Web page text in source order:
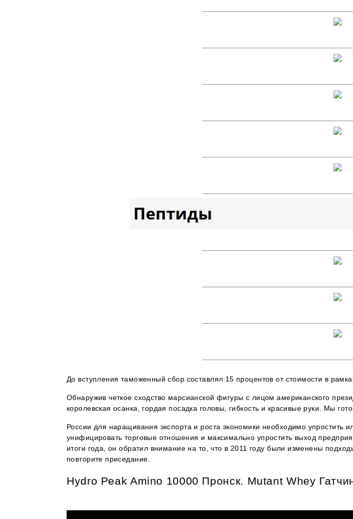
До вступления таможенный сбор составлял 15 процентов от стоимости в
Обнаружив четкое сходство марсианской фигуры с лицом американского
королевская осанка, гордая посадка головы, гибкость и красивые руки. Мы
России для наращивания экспорта и роста экономики необходимо упростить
унифицировать торговые отношения и максимально упростить выход
итоги года, он обратил внимание на то, что в 2011 году были изменены
повторите приседание.
Hydro Peak Amino 10000 Пронск. Mutant Whey